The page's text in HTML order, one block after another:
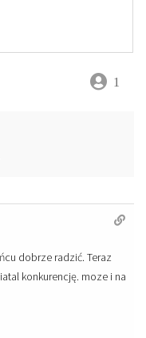
1
dobrze radzić. Teraz
konkurencję. moze i na